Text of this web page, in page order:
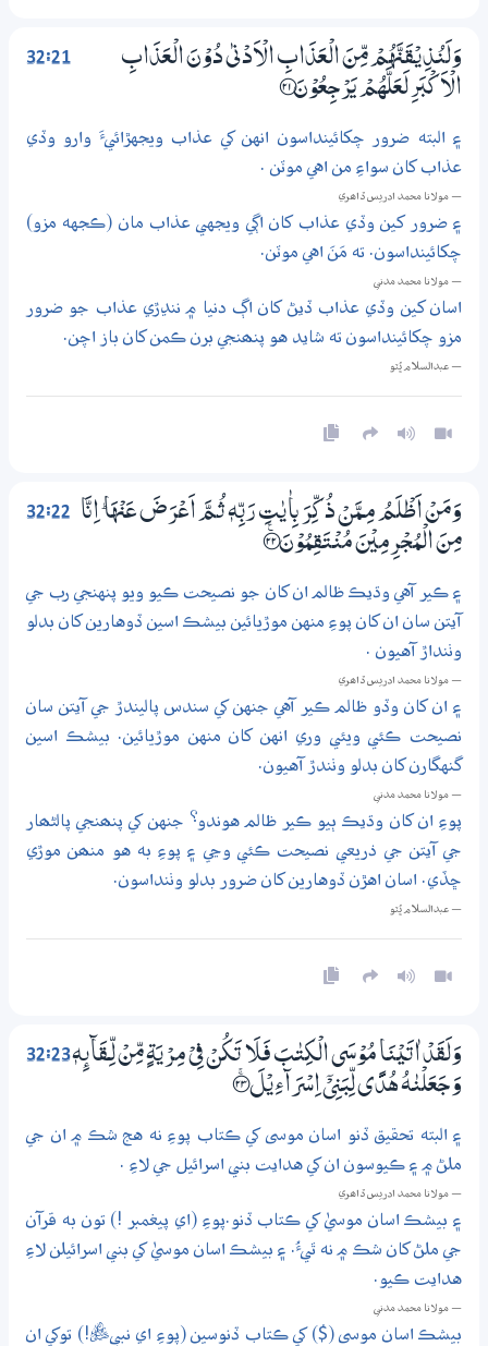
32:21
وَلَنُذِيْـقَنَّهُمْ مِّنَ الْعَذَابِ الْاَدْنٰى دُوْنَ الْعَذَابِ
الْاَكْبَرِ لَعَلَّهُمْ يَرْجِعُوْنَ ؀21
۽ البته ضرور چکائينداسون انهن کي عذاب ويجهڙائيءَ وارو وڏي
عذاب کان سواءِ من اهي موٽن .
— مولانا محمد ادريس ڏاھري
۽ ضرور کين وڏي عذاب کان اڳي ويجهي عذاب مان (ڪجهه مزو)
چکائينداسون. ته مَنَ اهي موٽن.
— مولانا محمد مدني
اسان کين وڏي عذاب ڏيڻ کان اڳ دنيا ۾ ننڍڙي عذاب جو ضرور
مزو چکائينداسون ته شايد هو پنھنجي برن ڪمن کان باز اچن.
— عبدالسلام ڀُٽو
32:22
وَمَنْ اَظْلَمُ مِــمَّنْ ذُكِّرَ بِاٰيٰتِ رَبِّهٖ ثُـمَّ اَعْرَضَ عَنْهَا ۭ اِنَّا
مِنَ الْمُجْرِمِيْنَ مُنْتَقِمُوْنَ ؀ۧ22
۽ ڪير آهي وڌيڪ ظالم ان کان جو نصيحت ڪيو ويو پنهنجي رب جي
آيتن سان ان کان پوءِ منهن موڙيائين بيشڪ اسين ڏوهارين کان بدلو
وٺنداڙ آهيون .
— مولانا محمد ادريس ڏاھري
۽ ان کان وڏو ظالم ڪير آهي جنهن کي سندس پاليندڙ جي آيتن سان
نصيحت ڪئي ويئي وري انهن کان منهن موڙيائين. بيشڪ اسين
گنهگارن کان بدلو وٺندڙ آهيون.
— مولانا محمد مدني
پوءِ ان کان وڌيڪ ٻيو ڪير ظالم هوندو؟ جنهن کي پنھنجي پالڻھار
جي آيتن جي ذريعي نصيحت ڪئي وڃي ۽ پوءِ به هو منھن موڙي
ڇڏي. اسان اهڙن ڏوهارين کان ضرور بدلو وٺنداسون.
— عبدالسلام ڀُٽو
32:23وَلَقَدْ اٰتَيْنَا مُوْسَى الْكِتٰبَ فَلَا تَكُنْ فِيْ مِرْيَةٍ مِّنْ لِّــقَاۗىِٕهٖ
وَجَعَلْنٰهُ هُدًى لِّبَنِيْٓ اِسْرَاۗءِيْلَ ؀ۚ23
۽ البته تحقيق ڏنو اسان موسى کي ڪتاب پوءِ نه هج شڪ ۾ ان جي
ملڻ ۾ ۽ ڪيوسون ان کي هدايت بني اسرائيل جي لاءِ .
— مولانا محمد ادريس ڏاھري
۽ بيشڪ اسان موسيٰ کي ڪتاب ڏنو.پوءِ (اي پيغمبر !) تون به قرآن
جي ملڻ کان شڪ ۾ نه ٿيءُ. ۽ بيشڪ اسان موسيٰ کي بني اسرائيلن لاءِ
هدايت ڪيو.
— مولانا محمد مدني
بيشڪ اسان موسى ($) کي ڪتاب ڏنوسين (پوءِ اي نبيﷺ!) توکي ان